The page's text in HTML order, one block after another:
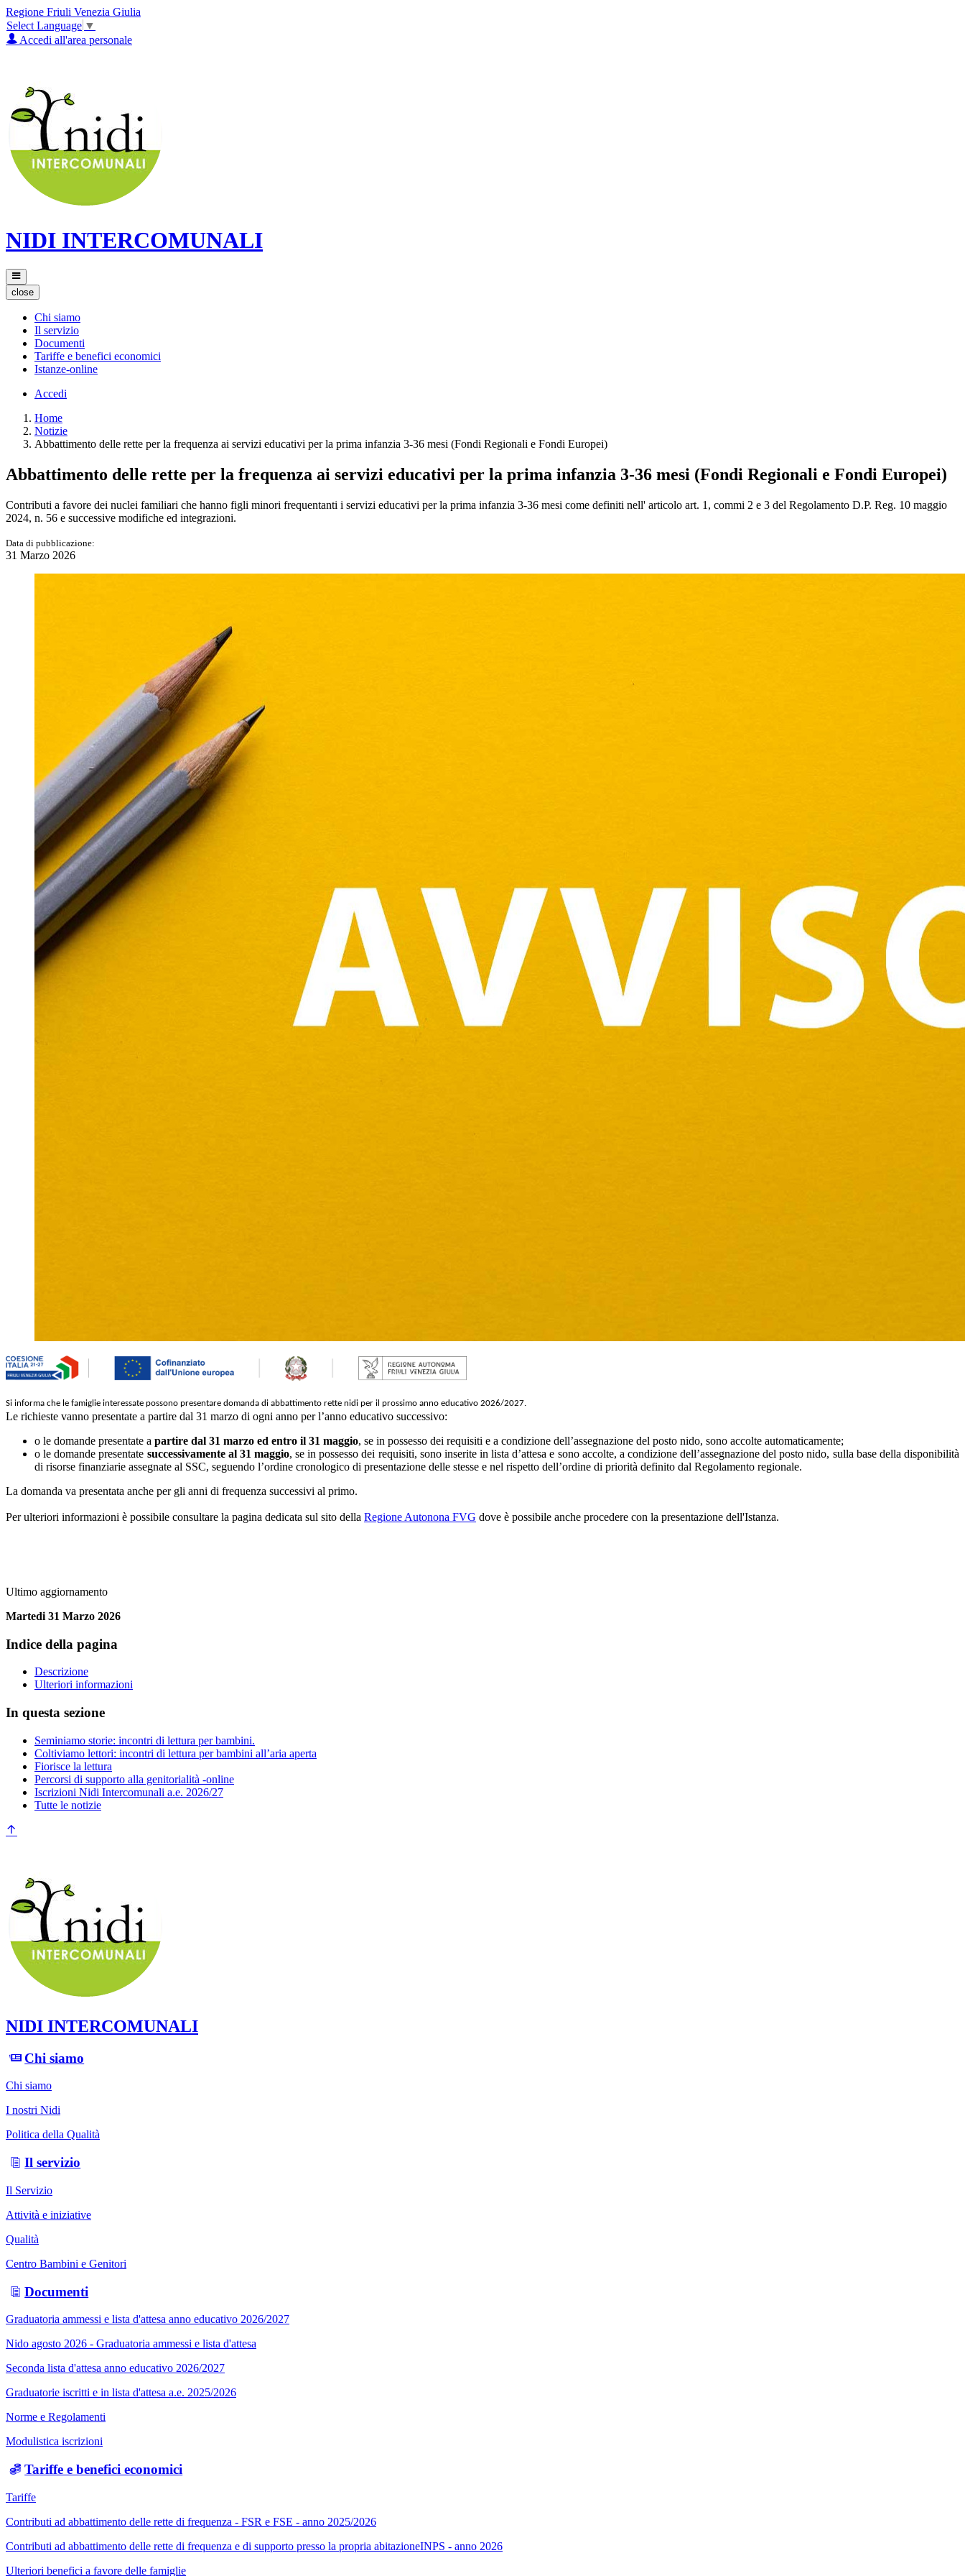
Regione Friuli Venezia Giulia
Select Language ▼
Accedi all'area personale
NIDI INTERCOMUNALI
close
Chi siamo
Il servizio
Documenti
Tariffe e benefici economici
Istanze-online
Accedi
Home
Notizie
Abbattimento delle rette per la frequenza ai servizi educativi per la prima infanzia 3-36 mesi (Fondi Regionali e Fondi Europei)
Abbattimento delle rette per la frequenza ai servizi educativi per la prima infanzia 3-36 mesi (Fondi Regionali e Fondi Europei)
Contributi a favore dei nuclei familiari che hanno figli minori frequentanti i servizi educativi per la prima infanzia 3-36 mesi come definiti nell' articolo art. 1, commi 2 e 3 del Regolamento D.P. Reg. 10 maggio
2024, n. 56 e successive modifiche ed integrazioni.
Data di pubblicazione:
31 Marzo 2026
Si informa che le famiglie interessate possono presentare domanda di abbattimento rette nidi per il prossimo anno educativo 2026/2027.
Le richieste vanno presentate a partire dal 31 marzo di ogni anno per l’anno educativo successivo:
o le domande presentate a partire dal 31 marzo ed entro il 31 maggio, se in possesso dei requisiti e a condizione dell’assegnazione del posto nido, sono accolte automaticamente;
o le domande presentate successivamente al 31 maggio, se in possesso dei requisiti, sono inserite in lista d’attesa e sono accolte, a condizione dell’assegnazione del posto nido, sulla base della disponibilità
di risorse finanziarie assegnate al SSC, seguendo l’ordine cronologico di presentazione delle stesse e nel rispetto dell’ordine di priorità definito dal Regolamento regionale.
La domanda va presentata anche per gli anni di frequenza successivi al primo.
Per ulteriori informazioni è possibile consultare la pagina dedicata sul sito della Regione Autonona FVG dove è possibile anche procedere con la presentazione dell'Istanza.
Ultimo aggiornamento
Martedi 31 Marzo 2026
Indice della pagina
Descrizione
Ulteriori informazioni
In questa sezione
Seminiamo storie: incontri di lettura per bambini.
Coltiviamo lettori: incontri di lettura per bambini all’aria aperta
Fiorisce la lettura
Percorsi di supporto alla genitorialità -online
Iscrizioni Nidi Intercomunali a.e. 2026/27
Tutte le notizie
NIDI INTERCOMUNALI
Chi siamo
Chi siamo
I nostri Nidi
Politica della Qualità
Il servizio
Il Servizio
Attività e iniziative
Qualità
Centro Bambini e Genitori
Documenti
Graduatoria ammessi e lista d'attesa anno educativo 2026/2027
Nido agosto 2026 - Graduatoria ammessi e lista d'attesa
Seconda lista d'attesa anno educativo 2026/2027
Graduatorie iscritti e in lista d'attesa a.e. 2025/2026
Norme e Regolamenti
Modulistica iscrizioni
Tariffe e benefici economici
Tariffe
Contributi ad abbattimento delle rette di frequenza - FSR e FSE - anno 2025/2026
Contributi ad abbattimento delle rette di frequenza e di supporto presso la propria abitazioneINPS - anno 2026
Ulteriori benefici a favore delle famiglie